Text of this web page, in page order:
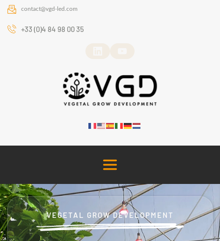
contact@vgd-led.com
+33 (0)4 84 98 00 35
VEGETAL GROW DEVELOPMENT